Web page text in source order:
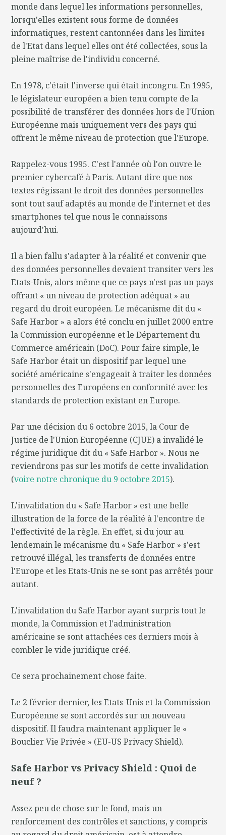
monde dans lequel les informations personnelles,
lorsqu'elles existent sous forme de données
informatiques, restent cantonnées dans les limites
de l'Etat dans lequel elles ont été collectées, sous la
pleine maîtrise de l'individu concerné.
En 1978, c'était l'inverse qui était incongru. En 1995,
le législateur européen a bien tenu compte de la
possibilité de transférer des données hors de l'Union
Européenne mais uniquement vers des pays qui
offrent le même niveau de protection que l'Europe.
Rappelez-vous 1995. C'est l'année où l'on ouvre le
premier cybercafé à Paris. Autant dire que nos
textes régissant le droit des données personnelles
sont tout sauf adaptés au monde de l'internet et des
smartphones tel que nous le connaissons
aujourd'hui.
Il a bien fallu s'adapter à la réalité et convenir que
des données personnelles devaient transiter vers les
Etats-Unis, alors même que ce pays n'est pas un pays
offrant « un niveau de protection adéquat » au
regard du droit européen. Le mécanisme dit du «
Safe Harbor » a alors été conclu en juillet 2000 entre
la Commission européenne et le Département du
Commerce américain (DoC). Pour faire simple, le
Safe Harbor était un dispositif par lequel une
société américaine s'engageait à traiter les données
personnelles des Européens en conformité avec les
standards de protection existant en Europe.
Par une décision du 6 octobre 2015, la Cour de
Justice de l'Union Européenne (CJUE) a invalidé le
régime juridique dit du « Safe Harbor ». Nous ne
reviendrons pas sur les motifs de cette invalidation
(voire notre chronique du 9 octobre 2015).
L'invalidation du « Safe Harbor » est une belle
illustration de la force de la réalité à l'encontre de
l'effectivité de la règle. En effet, si du jour au
lendemain le mécanisme du « Safe Harbor » s'est
retrouvé illégal, les transferts de données entre
l'Europe et les Etats-Unis ne se sont pas arrêtés pour
autant.
L'invalidation du Safe Harbor ayant surpris tout le
monde, la Commission et l'administration
américaine se sont attachées ces derniers mois à
combler le vide juridique créé.
Ce sera prochainement chose faite.
Le 2 février dernier, les Etats-Unis et la Commission
Européenne se sont accordés sur un nouveau
dispositif. Il faudra maintenant appliquer le «
Bouclier Vie Privée » (EU-US Privacy Shield).
Safe Harbor vs Privacy Shield : Quoi de
neuf ?
Assez peu de chose sur le fond, mais un
renforcement des contrôles et sanctions, y compris